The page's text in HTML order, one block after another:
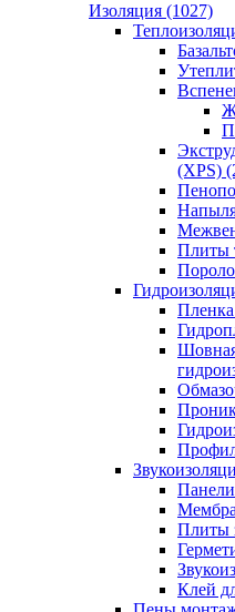
Изоляция (1027)
(XPS)
Плиты
Плиты
Клей